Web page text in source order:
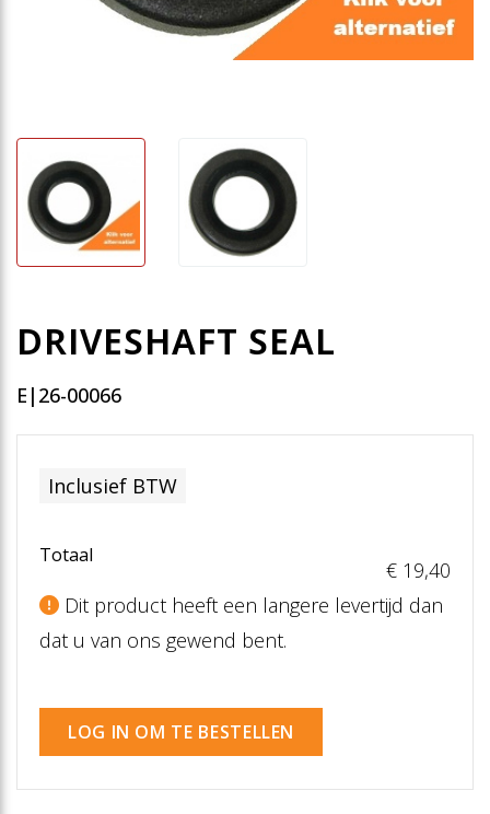
DRIVESHAFT SEAL
E|26-00066
Inclusief BTW
Totaal
€ 19,40
Dit product heeft een langere levertijd dan
dat u van ons gewend bent.
LOG IN OM TE BESTELLEN